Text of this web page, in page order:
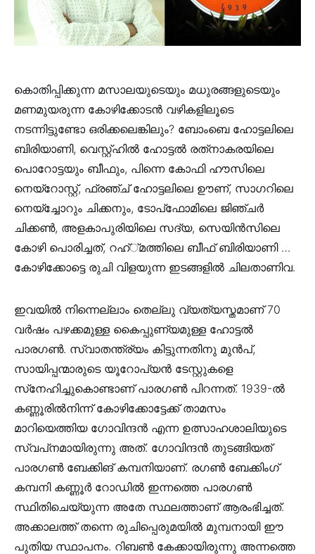
കൊതിപ്പിക്കുന്ന മസാലയുടെയും മധുരങ്ങളുടെയും
മണമുയരുന്ന കോഴിക്കോടന്‍ വഴികളിലൂടെ
നടന്നിട്ടുണ്ടോ ഒരിക്കലെങ്കിലും? ബോംബെ ഹോട്ടലിലെ
ബിരിയാണി, വെസ്റ്റ്ഹില്‍ ഹോട്ടല്‍ രത്‌നാകരയിലെ
പൊറോട്ടയും ബീഫും, പിന്നെ കോഫി ഹൗസിലെ
നെയ്‌റോസ്റ്റ്, ഫ്രഞ്ച് ഹോട്ടലിലെ ഊണ്, സാഗറിലെ
നെയ്‌ച്ചോറും ചിക്കനും, ടോപ്‌ഫോമിലെ ജിഞ്ചര്‍
ചിക്കണ്‍, അളകാപുരിയിലെ സദ്യ, സെയിന്‍സിലെ
കോഴി പൊരിച്ചത്, റഹ്്മത്തിലെ ബീഫ് ബിരിയാണി …
കോഴിക്കോട്ടെ രുചി വിളയുന്ന ഇടങ്ങളില്‍ ചിലതാണിവ.
ഇവയിൽ നിന്നെല്ലാം തെല്ലു വ്യത്യസ്തമാണ് 70
വര്‍ഷം പഴക്കമുള്ള കൈപ്പുണ്യമുള്ള ഹോട്ടൽ
പാരഗൺ. സ്വാതന്ത്ര്യം കിട്ടുന്നതിനു മുന്‍പ്,
സായിപ്പന്മാരുടെ യൂറോപ്യന്‍ ടേസ്റ്റുകളെ
സ്‌നേഹിച്ചുകൊണ്ടാണ് പാരഗണ്‍ പിറന്നത്. 1939-ല്‍
കണ്ണൂരില്‍നിന്ന് കോഴിക്കോട്ടേക്ക് താമസം
മാറിയെത്തിയ ഗോവിന്ദന്‍ എന്ന ഉത്സാഹശാലിയുടെ
സ്വപ്‌നമായിരുന്നു അത്. ഗോവിന്ദന്‍ തുടങ്ങിയത്
പാരഗണ്‍ ബേക്കിങ് കമ്പനിയാണ്. രഗണ്‍ ബേക്കിംഗ്
കമ്പനി കണ്ണൂര്‍ റോഡില്‍ ഇന്നത്തെ പാരഗണ്‍
സ്ഥിതിചെയ്യുന്ന അതേ സ്ഥലത്താണ് ആരംഭിച്ചത്.
അക്കാലത്ത് തന്നെ രുചിപ്പെരുമയില്‍ മുമ്പനായി ഈ
പുതിയ സ്ഥാപനം. റിബണ്‍ കേക്കായിരുന്നു അന്നത്തെ